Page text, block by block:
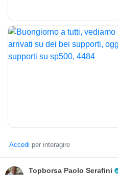
Accedi per interagire
Topborsa Paolo Serafini